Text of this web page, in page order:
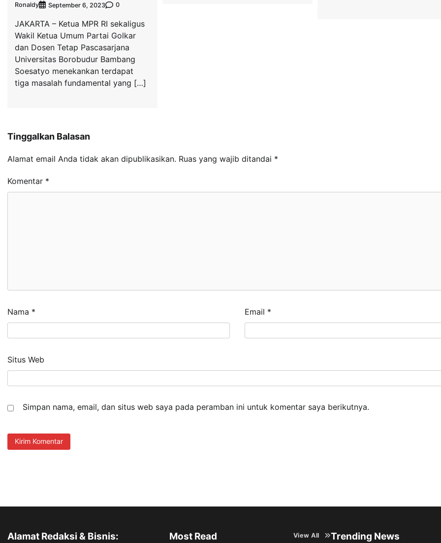
Ronaldy September 6, 2023 0
JAKARTA – Ketua MPR RI sekaligus
Wakil Ketua Umum Partai Golkar
dan Dosen Tetap Pascasarjana
Universitas Borobudur Bambang
Soesatyo menekankan terdapat
tiga masalah fundamental yang […]
Tinggalkan Balasan
Alamat email Anda tidak akan dipublikasikan. Ruas yang wajib ditandai *
Komentar *
Nama * Email *
Situs Web
Simpan nama, email, dan situs web saya pada peramban ini untuk komentar saya berikutnya.
Alamat Redaksi & Bisnis: Most Read View All Trending News